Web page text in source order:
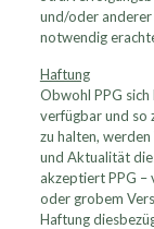
und/oder
notwendig
Haftung
Obwohl PPG
verfügbar und so
zu halten,
und Aktualität
akzeptiert PPG –
oder grobem
Haftung